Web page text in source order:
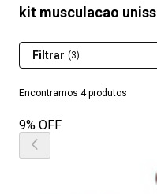
kit musculacao
Encontramos 4 produtos
Filtrar (3)
9% OFF